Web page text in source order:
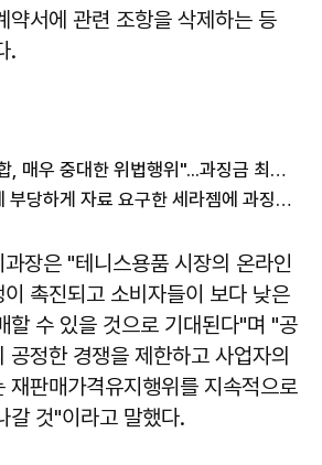
약서에 관련 조항을 삭제하는 등
.
공정위 "국고채 담합, 매우 중대한 위법행위"...과징금 최대 15조원 전망
공정위, 하청업체에 부당하게 자료 요구한 세라젬에 과징금 4.3억원 부과
장은 "테니스용품 시장의 온라인
촉진되고 소비자들이 보다 낮은
할 수 있을 것으로 기대된다"며 "공
공정한 경쟁을 제한하고 사업자의
재판매가격유지행위를 지속적으로
갈 것"이라고 말했다.